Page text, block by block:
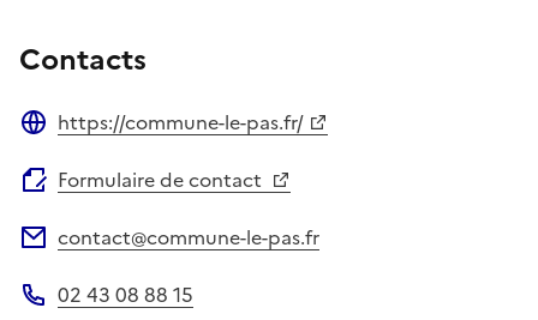
Contacts
https://commune-le-pas.fr/
Formulaire de contact
contact@commune-le-pas.fr
02 43 08 88 15